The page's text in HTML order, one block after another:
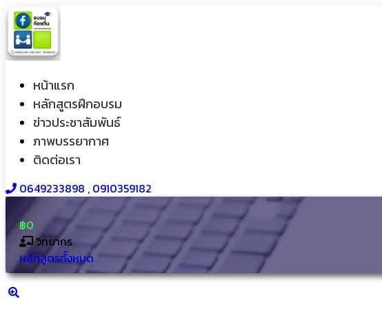
หน้าแรก
หลักสูตรฝึกอบรม
ข่าวประชาสัมพันธ์
ภาพบรรยากาศ
ติดต่อเรา
0649233898​ , 0910359182
฿0
วิทยากร
หลักสูตรทั้งหมด